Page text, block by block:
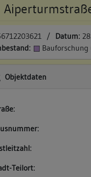
/ Datum:
Bauforschung
Objektdaten
Teilort: